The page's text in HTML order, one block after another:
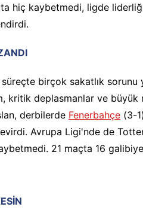
hiç kaybetmedi, ligde
süreçte birçok sakatlık
kritik deplasmanlar ve büyük
derbilerde Fenerbahçe (3-
Avrupa Ligi'nde de
21 maçta 16